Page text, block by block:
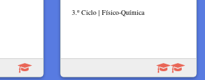
3.º Ciclo | Físico-Química